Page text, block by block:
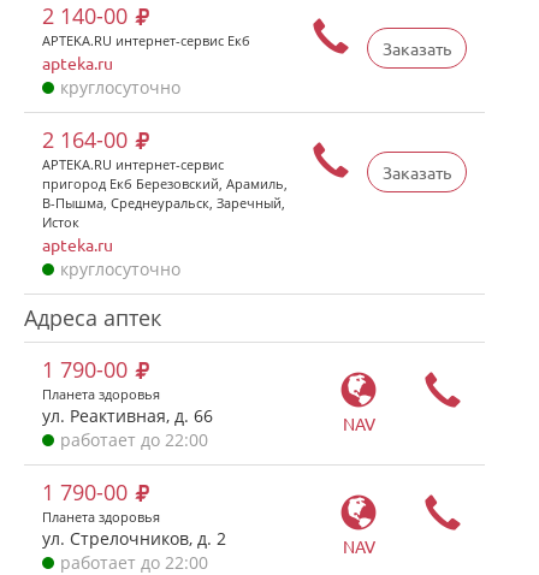
Заказать
2 140-00
APTEKA.RU интернет-сервис Екб
apteka.ru
круглосуточно
Заказать
2 164-00
APTEKA.RU интернет-сервис
пригород Екб Березовский, Арамиль,
В-Пышма, Среднеуральск, Заречный,
Исток
apteka.ru
круглосуточно
Адреса аптек
NAV
1 790-00
Планета здоровья
ул. Реактивная, д. 66
работает до 22:00
NAV
1 790-00
Планета здоровья
ул. Стрелочников, д. 2
работает до 22:00